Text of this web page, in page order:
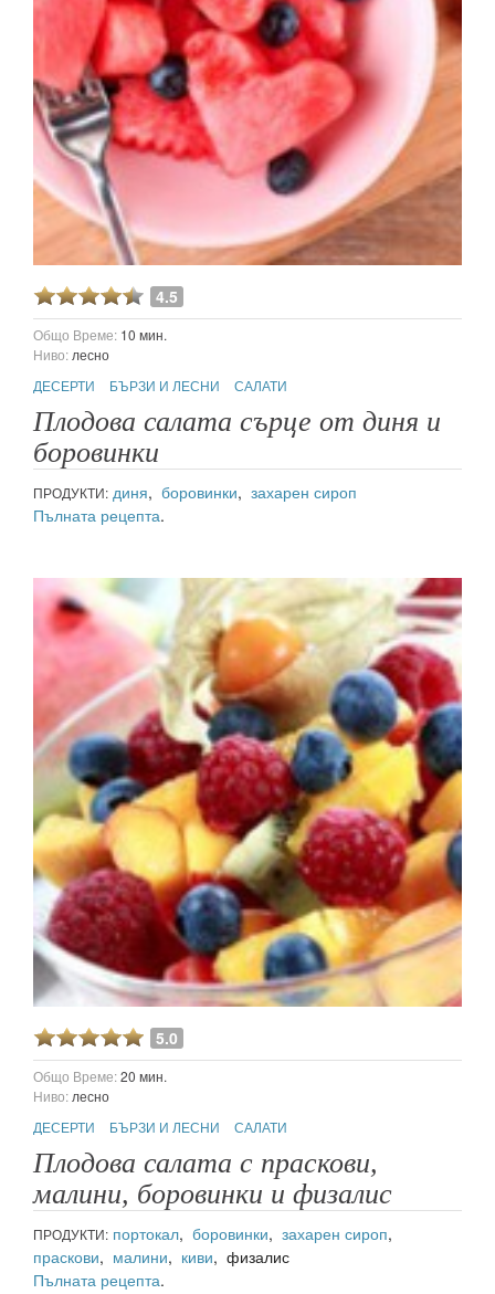
4.5
Общо Време: 10 мин.
Ниво: лесно
ДЕСЕРТИ
БЪРЗИ И ЛЕСНИ САЛАТИ
Плодова салата сърце от диня и
боровинки
ПРОДУКТИ: диня, боровинки, захарен сироп
Пълната рецепта.
5.0
Общо Време:20 мин.
Ниво: лесно
ДЕСЕРТИ
БЪРЗИ И ЛЕСНИ САЛАТИ
Плодова салата с праскови,
малини, боровинки и физалис
ПРОДУКТИ: портокал, боровинки, захарен сироп,
праскови, малини, киви, физалис
Пълната рецепта.